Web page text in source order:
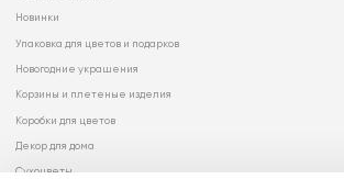
Новинки
Упаковка для цветов и подарков
Новогодние украшения
Корзины и плетеные изделия
Коробки для цветов
Декор для дома
Сухоцветы